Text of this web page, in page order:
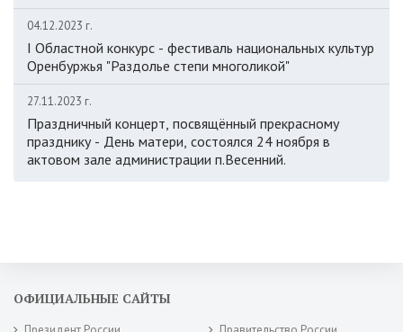
04.12.2023 г.
I Областной конкурс - фестиваль национальных культур
Оренбуржья "Раздолье степи многоликой"
27.11.2023 г.
Праздничный концерт, посвящённый прекрасному
празднику - День матери, состоялся 24 ноября в
актовом зале администрации п.Весенний.
ОФИЦИАЛЬНЫЕ САЙТЫ